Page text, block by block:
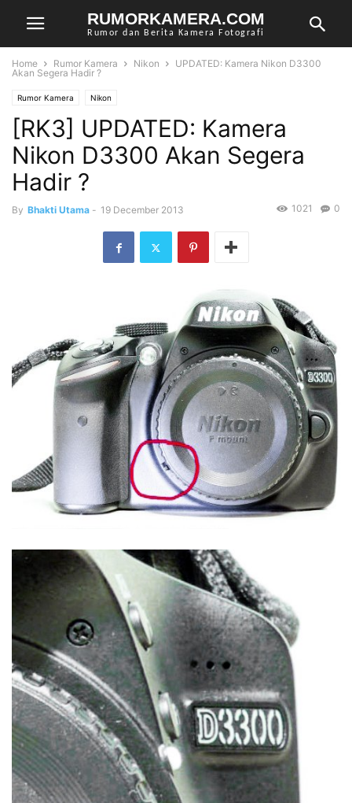
RUMORKAMERA.COM
Rumor dan Berita Kamera Fotografi
Home Rumor Kamera Nikon
UPDATED: Kamera Nikon D3300
Akan Segera Hadir ?
Rumor Kamera Nikon
[RK3] UPDATED: Kamera
Nikon D3300 Akan Segera
Hadir ?
By Bhakti Utama - 19 December 2013 0
1021